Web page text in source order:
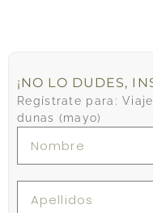
¡NO LO DUDES,
Regístrate para:
dunas (mayo)